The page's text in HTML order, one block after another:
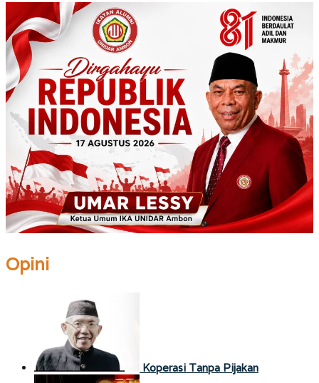
Opini
Koperasi Tanpa Pijakan